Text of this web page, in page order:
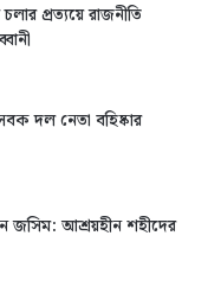
প্রত্যয়ে রাজনীতি
দল নেতা বহিষ্কার
জসিম: আশ্রয়হীন শহীদের